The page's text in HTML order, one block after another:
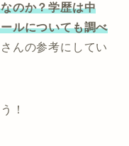
のか？学歴は中
ルについても調べ
んの参考にしてい
！